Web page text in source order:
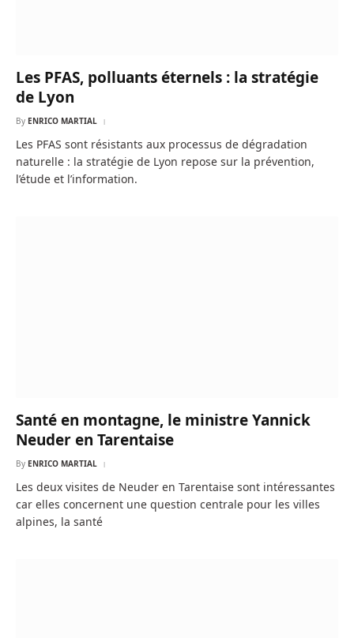
Les PFAS, polluants éternels : la stratégie
de Lyon
By ENRICO MARTIAL
Les PFAS sont résistants aux processus de dégradation
naturelle : la stratégie de Lyon repose sur la prévention,
l’étude et l’information.
Santé en montagne, le ministre Yannick
Neuder en Tarentaise
By ENRICO MARTIAL
Les deux visites de Neuder en Tarentaise sont intéressantes
car elles concernent une question centrale pour les villes
alpines, la santé